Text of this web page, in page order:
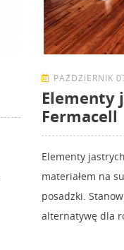
PAŹDZIERNIK
Elementy
Fermacell
Elementy
materiałem na
posadzki.
alternatywę dla